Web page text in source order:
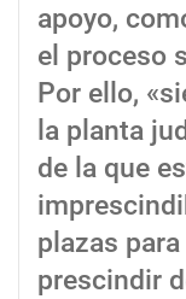
apoyo,
el proceso
Por ello,
la planta
de la que
plazas
prescindir